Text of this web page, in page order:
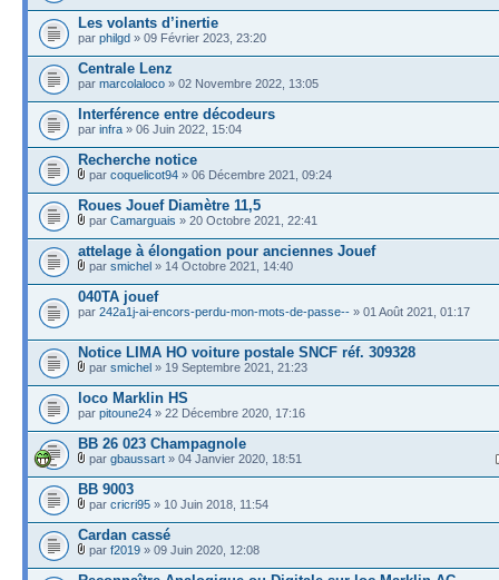
Les volants d’inertie
par philgd » 09 Février 2023, 23:20
Centrale Lenz
par marcolaloco » 02 Novembre 2022, 13:05
Interférence entre décodeurs
par infra » 06 Juin 2022, 15:04
Recherche notice
par coquelicot94 » 06 Décembre 2021, 09:24
Roues Jouef Diamètre 11,5
par Camarguais » 20 Octobre 2021, 22:41
attelage à élongation pour anciennes Jouef
par smichel » 14 Octobre 2021, 14:40
040TA jouef
par 242a1j-ai-encors-perdu-mon-mots-de-passe-- » 01 Août 2021, 01:17
Notice LIMA HO voiture postale SNCF réf. 309328
par smichel » 19 Septembre 2021, 21:23
loco Marklin HS
par pitoune24 » 22 Décembre 2020, 17:16
BB 26 023 Champagnole
par gbaussart » 04 Janvier 2020, 18:51
BB 9003
par cricri95 » 10 Juin 2018, 11:54
Cardan cassé
par f2019 » 09 Juin 2020, 12:08